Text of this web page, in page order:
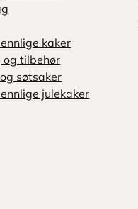
kaker
og tilbehør
søtsaker
julekaker